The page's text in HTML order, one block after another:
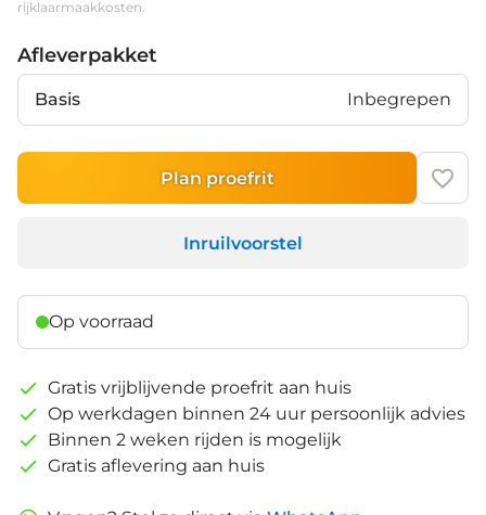
rijklaarmaakkosten.
Afleverpakket
Basis Inbegrepen
Plan proefrit
Inruilvoorstel
Op voorraad
Gratis vrijblijvende proefrit aan huis
Op werkdagen binnen 24 uur persoonlijk advies
Binnen 2 weken rijden is mogelijk
Gratis aflevering aan huis